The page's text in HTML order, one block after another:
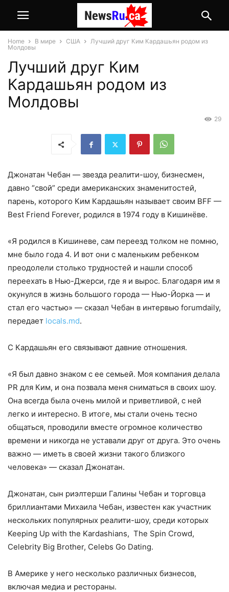
Home В мире США
Лучший друг Ким Кардашьян родом из
Молдовы
Лучший друг Ким
Кардашьян родом из
Молдовы
29
Джонатан Чебан — звезда реалити-шоу, бизнесмен,
давно “свой” среди американских знаменитостей,
парень, которого Ким Кардашьян называет своим BFF —
Best Friend Forever, родился в 1974 году в Кишинёве.
«Я родился в Кишиневе, сам переезд толком не помню,
мне было года 4. И вот они с маленьким ребенком
преодолели столько трудностей и нашли способ
переехать в Нью-Джерси, где я и вырос. Благодаря им я
окунулся в жизнь большого города — Нью-Йорка — и
стал его частью» — сказал Чебан в интервью forumdaily,
передает locals.md.
С Кардашьян его связывают давние отношения.
«Я был давно знаком с ее семьей. Моя компания делала
PR для Ким, и она позвала меня сниматься в своих шоу.
Она всегда была очень милой и приветливой, с ней
легко и интересно. В итоге, мы стали очень тесно
общаться, проводили вместе огромное количество
времени и никогда не уставали друг от друга. Это очень
важно — иметь в своей жизни такого близкого
человека» — сказал Джонатан.
Джонатан, сын риэлтерши Галины Чебан и торговца
бриллиантами Михаила Чебан, известен как участник
нескольких популярных реалити-шоу, среди которых
Keeping Up with the Kardashians, The Spin Crowd,
Celebrity Big Brother, Celebs Go Dating.
В Америке у него несколько различных бизнесов,
включая медиа и рестораны.